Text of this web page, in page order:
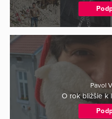
Pavol
O rok bližšie k